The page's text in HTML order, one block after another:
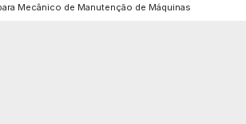
Mecânico de Manutenção de Máquinas